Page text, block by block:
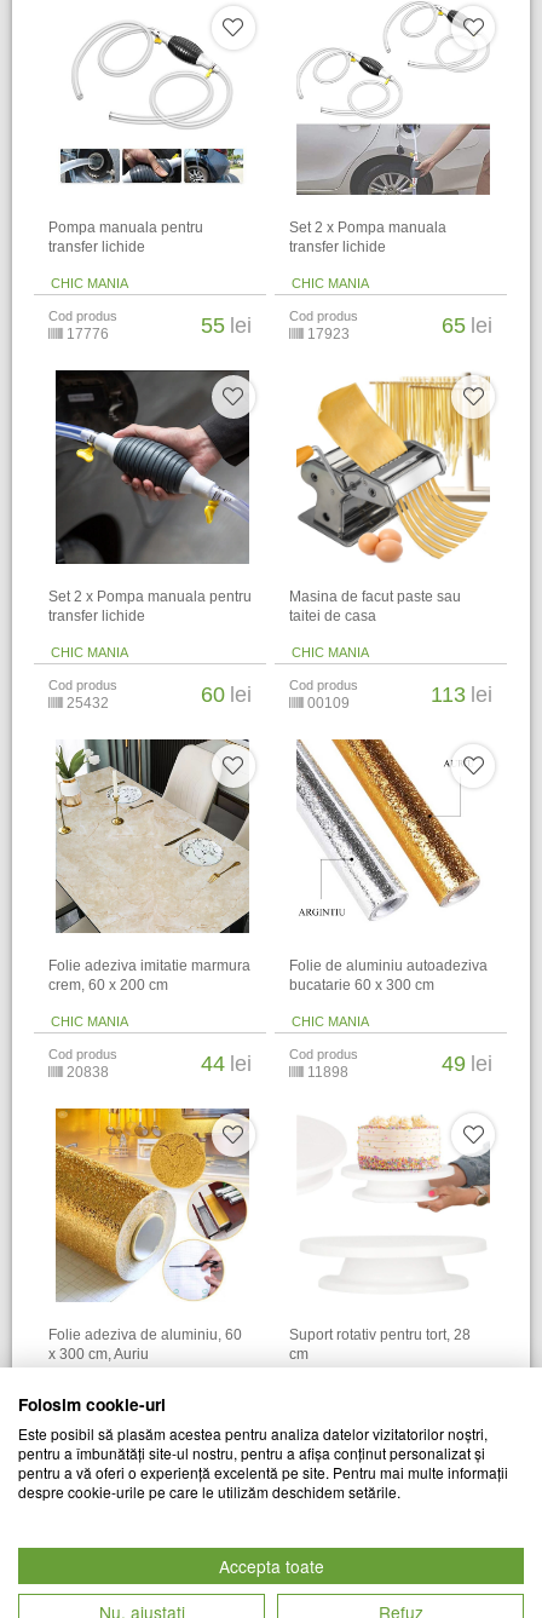
Pompa manuala pentru
transfer lichide
CHIC MANIA
Cod produs
17776 55 lei
Set 2 x Pompa manuala
transfer lichide
CHIC MANIA
Cod produs
17923 65 lei
Set 2 x Pompa manuala pentru
transfer lichide
CHIC MANIA
Cod produs
25432 60 lei
Masina de facut paste sau
taitei de casa
CHIC MANIA
Cod produs
00109 113 lei
Folie adeziva imitatie marmura
crem, 60 x 200 cm
CHIC MANIA
Cod produs
20838 44 lei
Folie de aluminiu autoadeziva
bucatarie 60 x 300 cm
CHIC MANIA
Cod produs
11898 49 lei
Folie adeziva de aluminiu, 60
x 300 cm, Auriu
14422 49 lei
Suport rotativ pentru tort, 28
cm
25491 52 lei
Folosim cookie-uri
Este posibil să plasăm acestea pentru analiza datelor vizitatorilor noștri,
pentru a îmbunătăți site-ul nostru, pentru a afișa conținut personalizat și
pentru a vă oferi o experiență excelentă pe site. Pentru mai multe informații
despre cookie-urile pe care le utilizăm deschidem setările.
Accepta toate
Nu, ajustați
Refuz